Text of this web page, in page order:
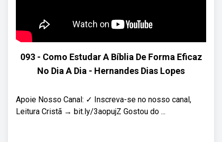
093 - Como Estudar A Bíblia De Forma Eficaz
No Dia A Dia - Hernandes Dias Lopes
Apoie Nosso Canal: ✓ Inscreva-se no nosso canal,
Leitura Cristã → bit.ly/3aopujZ Gostou do ...